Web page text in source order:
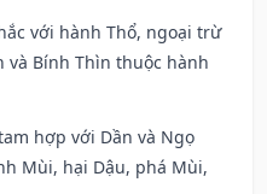
với hành Thổ, ngoại trừ
và Bính Thìn thuộc hành
hợp với Dần và Ngọ
Mùi, hại Dậu, phá Mùi,